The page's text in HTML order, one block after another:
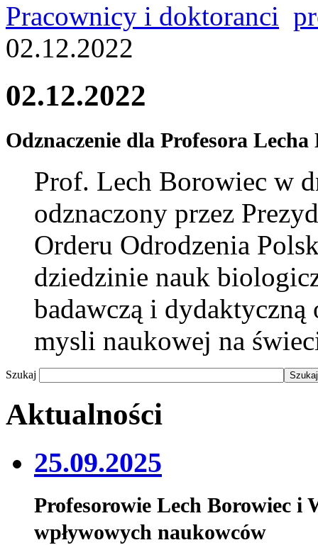
Pracownicy i doktoranci
02.12.2022
02.12.2022
Odznaczenie dla Profesora Lecha
Prof. Lech Borowiec w
odznaczony przez
Orderu Odrodzenia
dziedzinie nauk
badawczą i
mysli naukowej na
Szukaj
Aktualności
25.09.2025
Profesorowie Lech Borowiec i
wpływowych naukowców